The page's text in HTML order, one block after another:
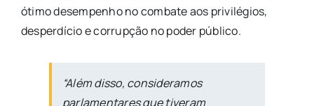
ótimo desempenho no combate aos privilégios,
desperdício e corrupção no poder público.
“Além disso, consideramos
parlamentares que tiveram